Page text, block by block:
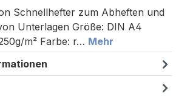
Schnellhefter zum Abheften und
Unterlagen Größe: DIN A4
m² Farbe: r… Mehr